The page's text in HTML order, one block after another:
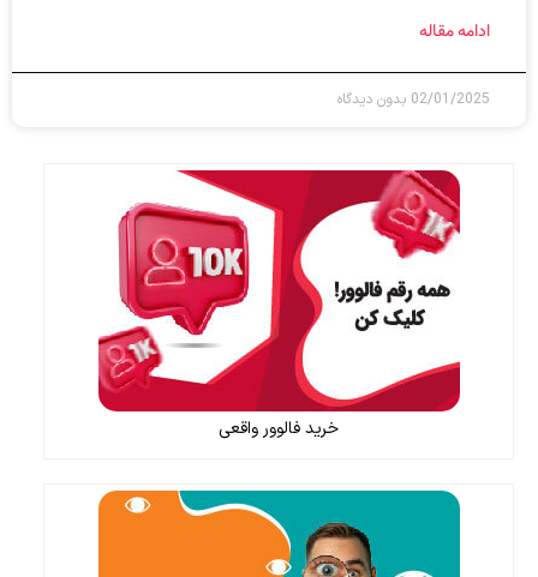
ادامه مقاله
02/01/2025 بدون دیدگاه
خرید فالوور واقعی